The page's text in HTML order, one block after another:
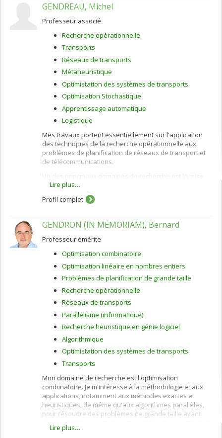
GENDREAU, Michel
Professeur associé
Recherche opérationnelle
Transports
Réseaux de transports
Métaheuristique
Optimistation des systèmes de transports
Optimisation Stochastique
Apprentissage automatique
Logistique
Mes travaux portent essentiellement sur l'application
des techniques de la recherche opérationnelle aux
problèmes de planification de réseaux de transport et
de télécommunications.
Un des principaux domaines de recherche est la mise
au point de métaheuristiques efficaces permettant
d'obtenir de bonnes solutions à divers problèmes
difficiles à résoudre de façon exacte: confection de
transport ou de télécommunications, localisation
d'installations, etc.
En tant que co-directeur du Laboratoire sur les
systèmes intelligents de transport du Centre de
recherche sur les transports, je m'intéresse aussi
particulièrement aux problèmes de gestion de systèmes
de transport en temps réel, notamment ceux qui
représentent des dimensions dynamiques ou
stochastiques.
Lire plus…
Profil complet
GENDRON (IN MEMORIAM), Bernard
Professeur émérite
Optimisation combinatoire
Optimisation linéaire en nombres entiers
Problèmes de planification de grande taille
Recherche opérationnelle
Réseaux de transports
Parallélisme (informatique)
Recherche heuristique en génie logiciel
Algorithmique
Optimistation des systèmes de transports
Transports
Mon domaine de recherche est l'optimisation
combinatoire. Je m'intéresse à la méthodologie et aux
applications, notamment aux méthodes exactes et
heuristiques, de même qu'aux algorithmes parallèles,
pour résoudre des problèmes de grande taille ayant
en santé.
Lire plus…